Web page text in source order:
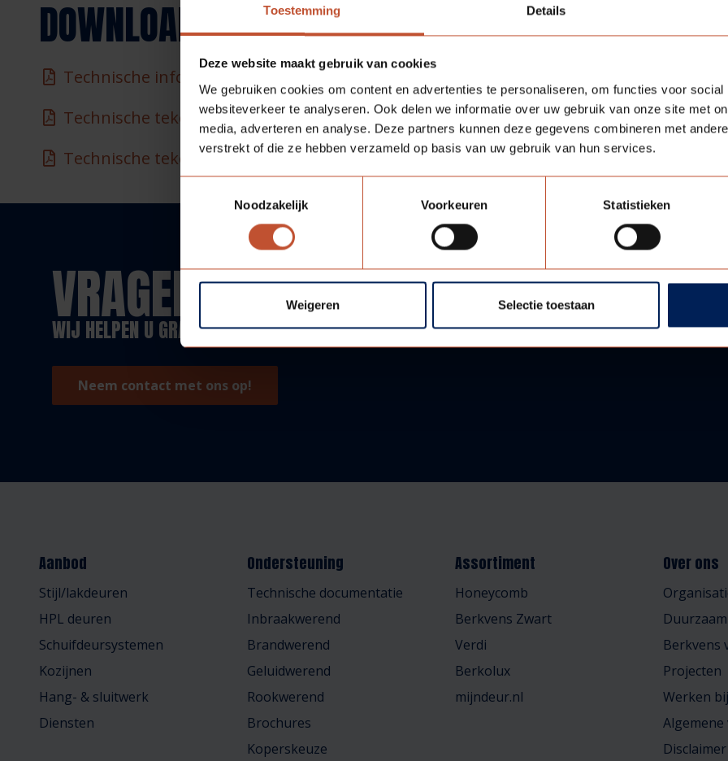
Toestemming Details
Deze website maakt gebruik van cookies
We gebruiken cookies om content en advertenties te personaliseren, om functies voor
websiteverkeer te analyseren. Ook delen we informatie over uw gebruik van onze site met
media, adverteren en analyse. Deze partners kunnen deze gegevens combineren met
verstrekt of die ze hebben verzameld op basis van uw gebruik van hun services.
Noodzakelijk
Voorkeuren Statistieken
Weigeren Selectie toestaan
DOWNLOADS
Technische informatie
Technische tekening - Verdi WD100
Technische tekening - Verdi dubbeldeurs WD100
VRAGEN?
WIJ HELPEN U GRAAG!
Neem contact met ons op!
Aanbod
Stijl/lakdeuren
HPL deuren
Schuifdeursystemen
Kozijnen
Hang- & sluitwerk
Diensten
Ondersteuning
Technische documentatie
Inbraakwerend
Brandwerend
Geluidwerend
Rookwerend
Brochures
Koperskeuze
Assortiment
Honeycomb
Berkvens Zwart
Verdi
Berkolux
mijndeur.nl
Over ons
Berkvens
Projecten
Werken
Disclaimer